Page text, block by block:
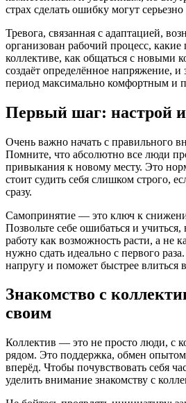
страх сделать ошибку могут
Тревога, связанная с адаптацией,
организован рабочий процесс,
коллективе, как общаться с новыми
создаёт определённое напряжение,
период максимально комфортным и
Первый шаг: настрой
Очень важно начать с правильного
Помните, что абсолютно все люди
привыкания к новому месту. Это
стоит судить себя слишком строго,
сразу.
Самопринятие — это ключ к
Позвольте себе ошибаться и
работу как возможность расти, а не
нужно сдать идеально с первого
напругу и поможет быстрее влиться
Знакомство с
своим
Коллектив — это не просто люди, с
рядом. Это поддержка, обмен
вперёд. Чтобы почувствовать себя
уделить внимание знакомству с